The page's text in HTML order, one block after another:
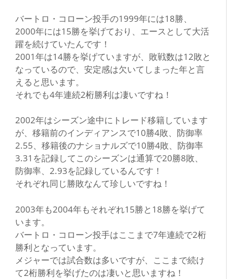
バートロ・コローン投手の1999年には18勝、
2000年には15勝を挙げており、エースとして大活
躍を続けていたんです！
2001年は14勝を挙げていますが、敗戦数は12敗と
なっているので、安定感は欠いてしまった年と言
えると思います。
それでも4年連続2桁勝利は凄いですね！
2002年はシーズン途中にトレード移籍しています
が、移籍前のインディアンスで10勝4敗、防御率
2.55、移籍後のナショナルズで10勝4敗、防御率
3.31を記録してこのシーズンは通算で20勝8敗、
防御率、2.93を記録しているんです！
それぞれ同じ勝敗なんて珍しいですね！
2003年も2004年もそれぞれ15勝と18勝を挙げて
います。
バートロ・コローン投手はここまで7年連続で2桁
勝利となっています。
メジャーでは試合数は多いですが、ここまで続け
て2桁勝利を挙げたのは凄いと思いますね！